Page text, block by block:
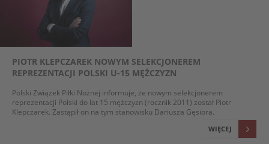
PIOTR KLEPCZAREK NOWYM SELEKCJONEREM
REPREZENTACJI POLSKI U-15 MĘŻCZYZN
Polski Związek Piłki Nożnej informuje, że nowym selekcjonerem
reprezentacji Polski do lat 15 mężczyzn (rocznik 2011) został Piotr
Klepczarek. Zastąpił on na tym stanowisku Dariusza Gęsiora.
WIĘCEJ